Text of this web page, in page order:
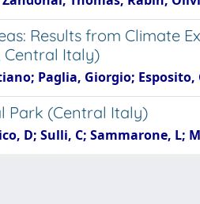
Results from Climate
Central Italy)
Paglia, Giorgio;
Park (Central Italy)
D; Sulli, C; Sammarone, L;